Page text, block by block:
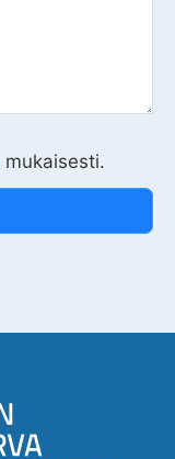
mukaisesti.